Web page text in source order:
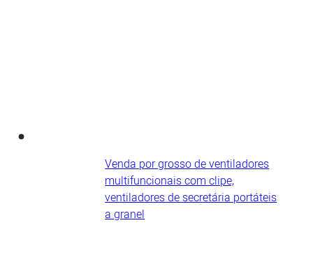
Venda por grosso de ventiladores
multifuncionais com clipe,
ventiladores de secretária portáteis​
a granel